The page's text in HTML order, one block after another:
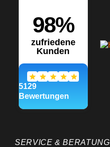
SERVICE & BERATUNG